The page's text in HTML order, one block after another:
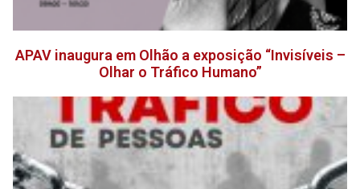
APAV inaugura em Olhão a exposição “Invisíveis –
Olhar o Tráfico Humano”